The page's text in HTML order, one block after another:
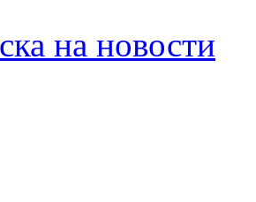
на новости